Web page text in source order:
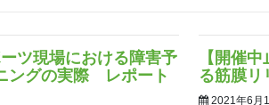
ツ現場における障害予
ングの実際 レポート
【開催
る筋膜
2021年6月